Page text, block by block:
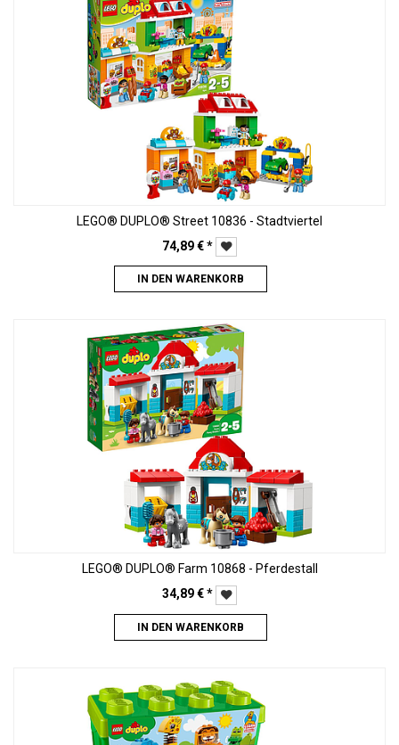
LEGO® DUPLO® Street 10836 - Stadtviertel
74,89€*
IN DEN WARENKORB
LEGO® DUPLO® Farm 10868 - Pferdestall
34,89€*
IN DEN WARENKORB